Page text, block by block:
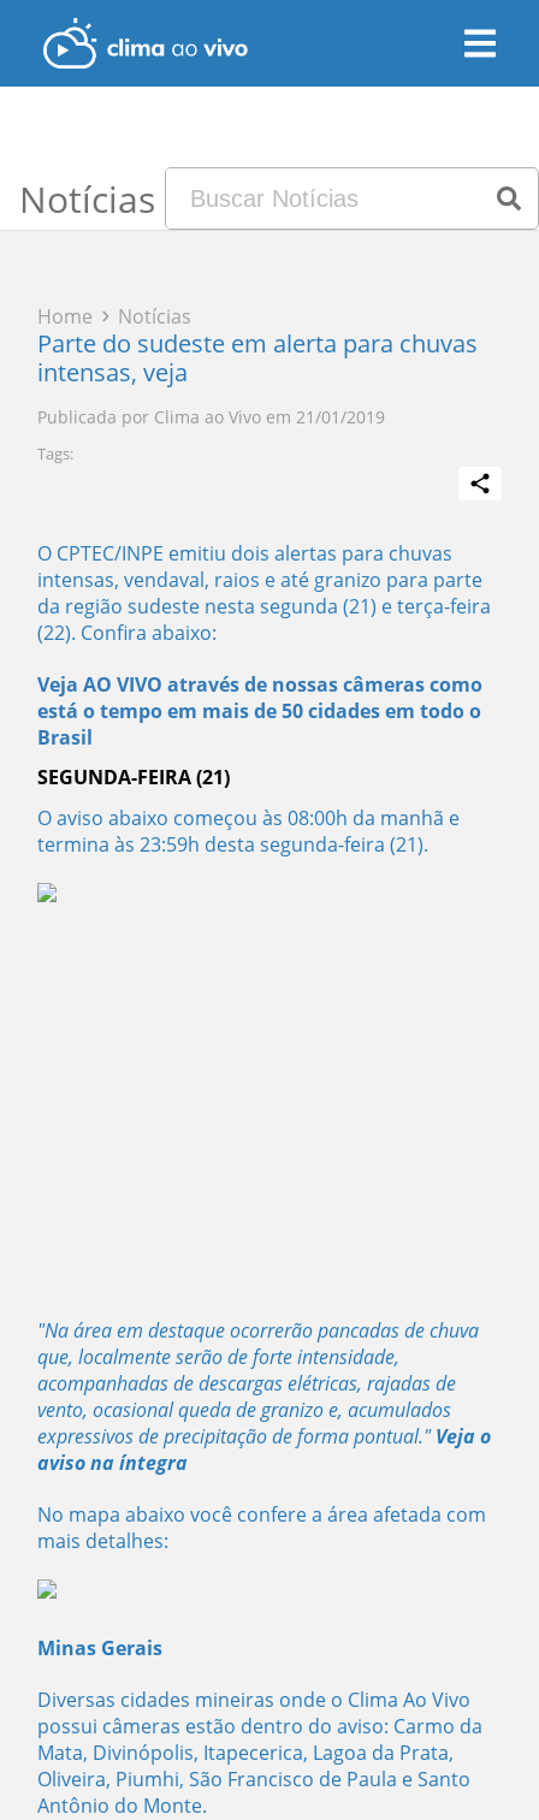
Notícias
Home Notícias
Parte do sudeste em alerta para chuvas
intensas, veja
Publicada por Clima ao Vivo em 21/01/2019
Tags:
O CPTEC/INPE emitiu dois alertas para chuvas
intensas, vendaval, raios e até granizo para parte
da região sudeste nesta segunda (21) e terça-feira
(22). Confira abaixo:
Veja AO VIVO através de nossas câmeras como
está o tempo em mais de 50 cidades em todo o
Brasil
SEGUNDA-FEIRA (21)
O aviso abaixo começou às 08:00h da manhã e
termina às 23:59h desta segunda-feira (21).
"Na área em destaque ocorrerão pancadas de chuva
que, localmente serão de forte intensidade,
acompanhadas de descargas elétricas, rajadas de
vento, ocasional queda de granizo e, acumulados
expressivos de precipitação de forma pontual."Veja o
aviso na íntegra
No mapa abaixo você confere a área afetada com
mais detalhes:
Minas Gerais
Diversas cidades mineiras onde o Clima Ao Vivo
possui câmeras estão dentro do aviso: Carmo da
Mata, Divinópolis, Itapecerica, Lagoa da Prata,
Oliveira, Piumhi, São Francisco de Paula e Santo
Antônio do Monte.